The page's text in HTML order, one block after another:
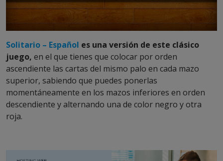
Solitario – Español es una versión de este clásico
juego, en el que tienes que colocar por orden
ascendiente las cartas del mismo palo en cada mazo
superior, sabiendo que puedes ponerlas
momentáneamente en los mazos inferiores en orden
descendiente y alternando una de color negro y otra
roja.